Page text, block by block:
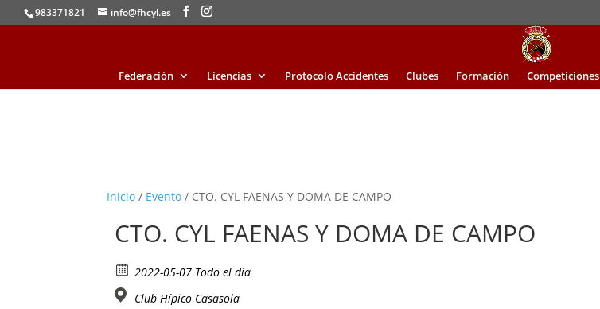
983371821 info@fhcyl.es
Federación Licencias Protocolo Accidentes Clubes Formación Competiciones
Inicio / Evento / CTO. CYL FAENAS Y DOMA DE CAMPO
CTO. CYL FAENAS Y DOMA DE CAMPO
2022-05-07 Todo el día
Club Hípico Casasola